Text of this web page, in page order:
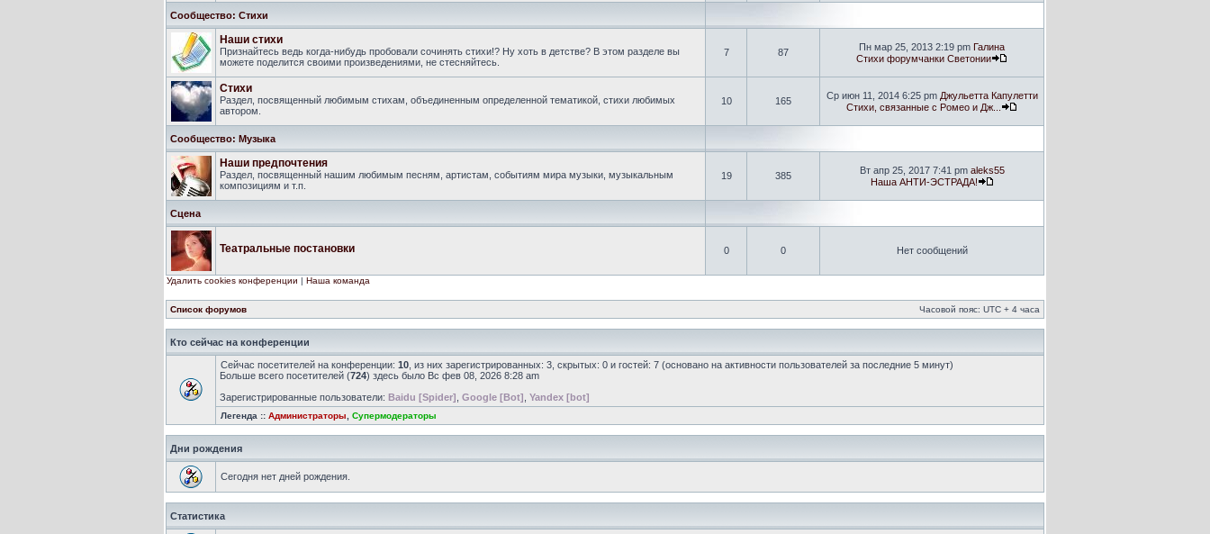
Сообщество: Стихи
Наши стихи
Признайтесь ведь когда-нибудь пробовали сочинять стихи!? Ну хоть в детстве? В этом разделе вы
можете поделится своими произведениями, не стесняйтесь.
7 87 Пн мар 25, 2013 2:19 pm Галина
Стихи форумчанки Светонии
Стихи
Раздел, посвященный любимым стихам, объединенным определенной тематикой, стихи любимых
автором.
10 165 Ср июн 11, 2014 6:25 pm Джульетта Капулетти
Стихи, связанные с Ромео и Дж...
Сообщество: Музыка
Наши предпочтения
Раздел, посвященный нашим любимым песням, артистам, событиям мира музыки, музыкальным
композициям и т.п.
19 385 Вт апр 25, 2017 7:41 pm aleks55
Наша АНТИ-ЭСТРАДА!
Сцена
Театральные постановки 0 0 Нет сообщений
Удалить cookies конференции | Наша команда
Список форумов Часовой пояс: UTC + 4 часа
Кто сейчас на конференции
Сейчас посетителей на конференции: 10 , из них зарегистрированных: 3, скрытых: 0 и гостей: 7 (основано на активности пользователей за последние 5 минут)
Больше всего посетителей (724) здесь было Вс фев 08, 2026 8:28 am
Зарегистрированные пользователи: Baidu [Spider] Google [Bot] Yandex [bot]
Легенда :: Администраторы Супермодераторы
Дни рождения
Сегодня нет дней рождения.
Статистика